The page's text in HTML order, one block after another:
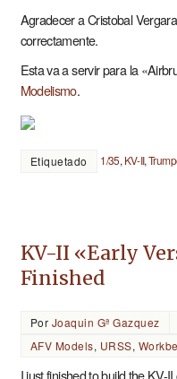
Agradecer a Cristobal
correctamente.
Esta va a servir para la
Modelismo.
Etiquetado 1/35, KV-II,
KV-II «Early
Finished
Por Joaquin Gª Gazquez
AFV Models, URSS,
I just finished to build the KV-